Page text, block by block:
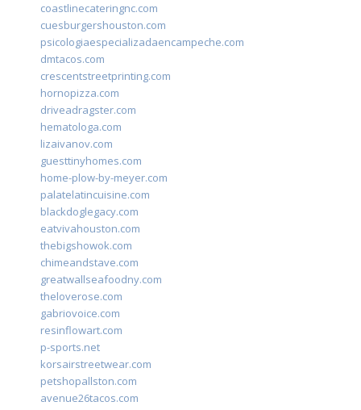
coastlinecateringnc.com
cuesburgershouston.com
psicologiaespecializadaencampeche.com
dmtacos.com
crescentstreetprinting.com
hornopizza.com
driveadragster.com
hematologa.com
lizaivanov.com
guesttinyhomes.com
home-plow-by-meyer.com
palatelatincuisine.com
blackdoglegacy.com
eatvivahouston.com
thebigshowok.com
chimeandstave.com
greatwallseafoodny.com
theloverose.com
gabriovoice.com
resinflowart.com
p-sports.net
korsairstreetwear.com
petshopallston.com
avenue26tacos.com